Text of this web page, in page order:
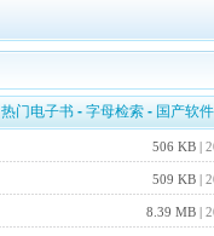
热门电子书 - 字母检索 - 国产软件
506 KB |
509 KB |
8.39 MB |